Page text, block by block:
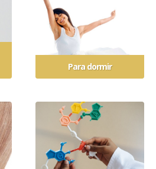
Para dormir